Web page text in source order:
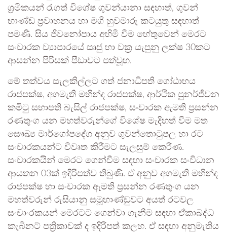
ශ්‍රමිකයන් රැගත් විශේෂ ගුවන්යානා සඳහාත්, ගුවන්
භාණ්ඩ ප්‍රවාහනය හා මගී හුවමාරු කටයුතු සඳහාත්
පමණි. සිය ජීවනෝපාය අහිමි වීම හේතුවෙන් මෙරට
සංචාරක ව්‍යාපාරයේ සෘජු හා වක්‍ර යැපුනු ලක්ෂ 30කට
ආසන්න පිරිසක් පීඩාවට පත්වූහ.
මේ තත්වය සැලකිල්ලට ගත් ජනාධිපති ගෝඨාභය
රාජපක්ෂ, අගමැති මහින්ද රාජපක්ෂ, ආර්ථික පුනර්ජීවන
කමිටු සභාපති බැසිල් රාජපක්ෂ, සංචාරක ඇමති ප්‍රසන්න
රණතුංග යන මහත්වරුන්ගේ විශේෂ මැදිහත් වීම මත
සෞඛ්‍ය මාර්ගෝපදේශ අනුව ගුවන්තොටුපල හා රට
සංචාරකයන්ට විවෘත කිරීමට සැලසුම් කෙරිණ.
සංචාරකයින් මෙරට ගෙන්වීම සඳහා සංචාරක සංවිධාන
ආයතන 03ක් ඉදිරිපත්ව තිබුණි. ඒ අනුව අගමැති මහින්ද
රාජපක්ෂ හා සංචාරක ඇමති ප්‍රසන්න රණතුංග යන
මහත්වරුන් රුසියානු සමූහාණ්ඩුවට අයත් රටවල
සංචාංරකයන් මෙරටට ගෙන්වා ගැනීම සඳහා ඒකාබද්ධ
කැබිනට් පත්‍රිකාවක් ද ඉදිරිපත් කලහ. ඒ සඳහා අනුමැතිය